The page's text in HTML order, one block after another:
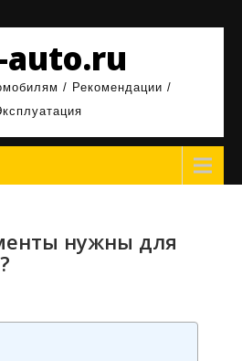
auto.ru
/ Рекомендации /
нужны для